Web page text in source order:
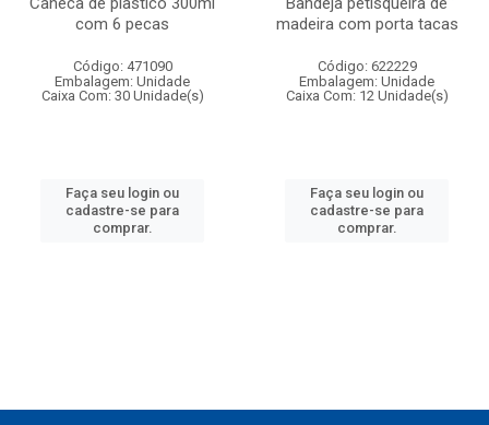
com 6 pecas
Código: 471090
Embalagem: Unidade
Caixa Com: 30 Unidade(s)
Faça seu login ou
cadastre-se para
comprar.
madeira com porta tacas
Código: 622229
Embalagem: Unidade
Caixa Com: 12 Unidade(s)
Faça seu login ou
cadastre-se para
comprar.